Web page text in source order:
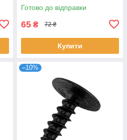
Готово до відправки
65 ₴ 72 ₴
Купити
–10%